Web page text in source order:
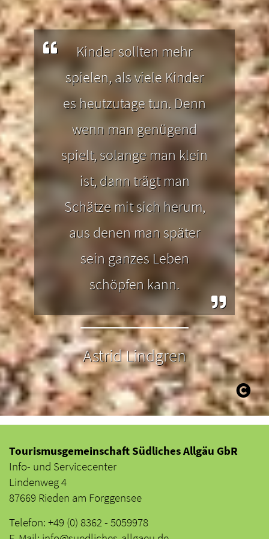
die
unvergleichliche Voralpenlandschaft
auf Eurem Weg.
Kinder sollten mehr
spielen, als viele Kinder
es heutzutage tun. Denn
wenn man genügend
spielt, solange man klein
ist, dann trägt man
Schätze mit sich herum,
aus denen man später
sein ganzes Leben
schöpfen kann.
Astrid Lindgren
Tourismusgemeinschaft Südliches Allgäu GbR
Info- und Servicecenter
Lindenweg 4
87669 Rieden am Forggensee
Telefon: +49 (0) 8362 - 5059978